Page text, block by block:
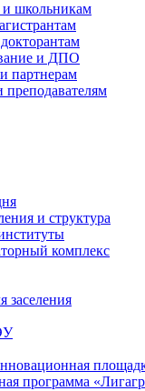
школьникам
и ДПО
партнерам
и структура
комплекс
заселения
программа